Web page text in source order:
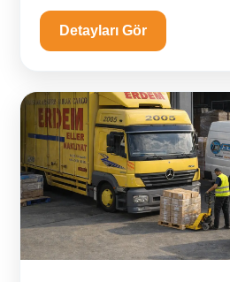
Detayları Gör